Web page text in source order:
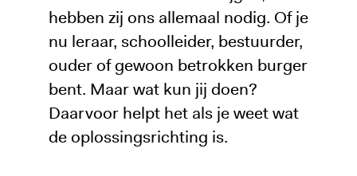
hebben zij ons allemaal nodig. Of je
nu leraar, schoolleider, bestuurder,
ouder of gewoon betrokken burger
bent. Maar wat kun jij doen?
Daarvoor helpt het als je weet wat
de oplossingsrichting is.